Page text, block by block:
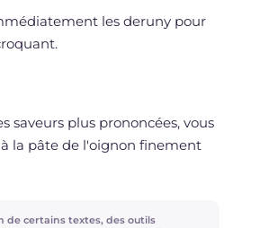
les deruny pour
saveurs plus prononcées, vous
la pâte de l'oignon finement
de certains textes, des outils